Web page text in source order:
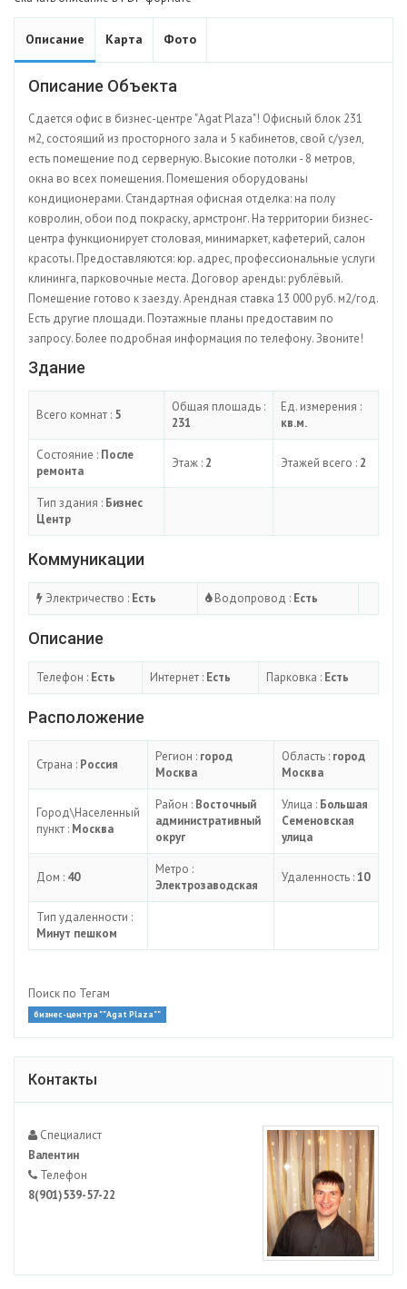
Описание Карта Фото
Описание Объекта
Сдается офис в бизнес-центре "Agat Plaza"! Офисный блок 231
м2, состоящий из просторного зала и 5 кабинетов, свой с/узел,
есть помещение под серверную. Высокие потолки - 8 метров,
окна во всех помещения. Помещения оборудованы
кондиционерами. Стандартная офисная отделка: на полу
ковролин, обои под покраску, армстронг. На территории бизнес-
центра функционирует столовая, минимаркет, кафетерий, салон
красоты. Предоставляются: юр. адрес, профессиональные услуги
клининга, парковочные места. Договор аренды: рублёвый.
Помещение готово к заезду. Арендная ставка 13 000 руб. м2/год.
Есть другие площади. Поэтажные планы предоставим по
запросу. Более подробная информация по телефону. Звоните!
Здание
Всего комнат : 5
Общая площадь :
231
Ед. измерения :
кв.м.
Состояние : После
ремонта
Этаж : 2 Этажей всего : 2
Тип здания : Бизнес
Центр
Коммуникации
Электричество : Есть Водопровод : Есть
Описание
Телефон : Есть Интернет : Есть Парковка : Есть
Расположение
Страна : Россия
Регион : город
Москва
Область : город
Москва
Город\Населенный
пункт : Москва
Район : Восточный
административный
округ
Улица : Большая
Семеновская
улица
Дом : 40
Метро :
Электрозаводская
Удаленность :10
Тип удаленности :
Минут пешком
Поиск по Тегам
бизнес-центра ""Agat Plaza""
Контакты
Специалист
Валентин
Телефон
8(901)539-57-22